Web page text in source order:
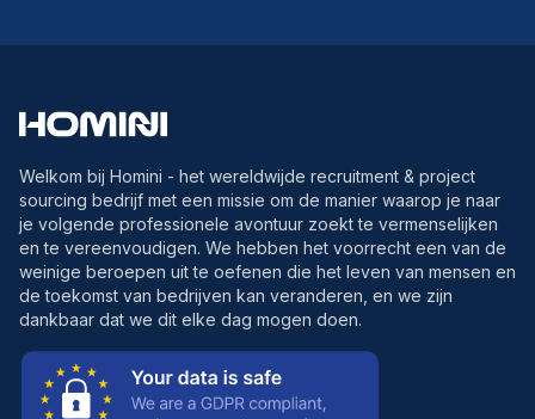
Welkom bij Homini - het wereldwijde recruitment & project
sourcing bedrijf met een missie om de manier waarop je naar
je volgende professionele avontuur zoekt te vermenselijken
en te vereenvoudigen. We hebben het voorrecht een van de
weinige beroepen uit te oefenen die het leven van mensen en
de toekomst van bedrijven kan veranderen, en we zijn
dankbaar dat we dit elke dag mogen doen.